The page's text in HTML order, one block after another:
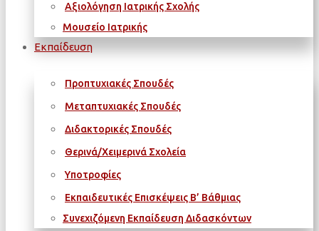
Αξιολόγηση Ιατρικής Σχολής
Μουσείο Ιατρικής
Εκπαίδευση
Προπτυχιακές Σπουδές
Μεταπτυχιακές Σπουδές
Διδακτορικές Σπουδές
Θερινά/Χειμερινά Σχολεία
Υποτροφίες
Εκπαιδευτικές Επισκέψεις Β’ Βάθμιας
Συνεχιζόμενη Εκπαίδευση Διδασκόντων